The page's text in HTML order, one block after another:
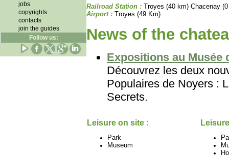
jobs
copyrights
contacts
join the guides
Follow us:
Railroad Station : Troyes (40 km) Chacenay
Airport : Troyes (49 Km)
News of the
Expositions au Musée
Découvrez les deux
Populaires de Noyers :
Secrets.
Leisure on site :
Park
Museum